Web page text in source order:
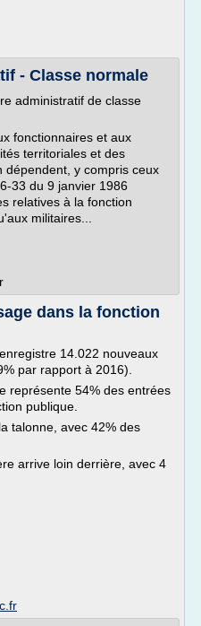
- Classe normale
administratif de classe
fonctionnaires et aux
territoriales et des
dépendent, y compris ceux
33 du 9 janvier 1986
relatives à la fonction
militaires...
dans la fonction
14.022 nouveaux
par rapport à 2016).
représente 54% des entrées
publique.
talonne, avec 42% des
arrive loin derrière, avec 4